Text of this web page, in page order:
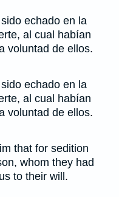
echado en la
al cual habían
voluntad de ellos.
echado en la
al cual habían
voluntad de ellos.
that for sedition
whom they had
to their will.